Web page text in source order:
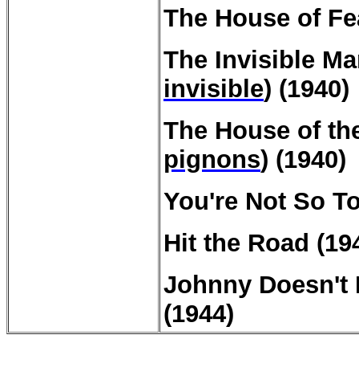
The House of
The Invisible
invisible) (1940)
The House of
pignons) (1940)
You're Not So
Hit the Road
Johnny Doesn't
(1944)